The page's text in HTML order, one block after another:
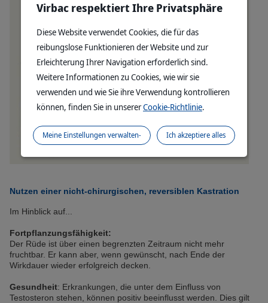
Nutzen einer nicht-chirurgischen, reversiblen Kastration
Im Hinblick auf...
Fortpflanzungsfähigkeit:
Der Rüde ist über einen begrenzten Zeitraum nicht mehr
fruchtbar. Er kann aber, wenn gewünscht, nach Ende der
Wirkdauer wieder erfolgreich decken.
Gesundheit: Erkrankungen, die unter dem Einfluss von
Testosteron stehen, können positiv beeinflusst werden. Dies gilt
Virbac respektiert Ihre Privatsphäre
Diese Website verwendet Cookies, die für das
reibungslose Funktionieren der Website und zur
Erleichterung Ihrer Navigation erforderlich sind.
Weitere Informationen zu Cookies, wie wir sie
verwenden und wie Sie ihre Verwendung kontrollieren
können, finden Sie in unsererCookie-Richtlinie.
Ich akzeptiere alles
Meine Einstellungen verwalten-